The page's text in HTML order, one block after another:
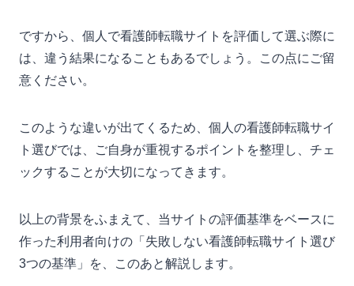
ですから、個人で看護師転職サイトを評価して選ぶ際に
は、違う結果になることもあるでしょう。この点にご留
意ください。
このような違いが出てくるため、個人の看護師転職サイ
ト選びでは、ご自身が重視するポイントを整理し、チェ
ックすることが大切になってきます。
以上の背景をふまえて、当サイトの評価基準をベースに
作った利用者向けの「失敗しない看護師転職サイト選び
3つの基準」を、このあと解説します。